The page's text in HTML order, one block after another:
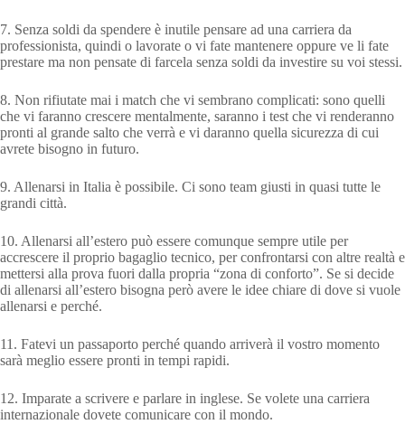
7. Senza soldi da spendere è inutile pensare ad una carriera da
professionista, quindi o lavorate o vi fate mantenere oppure ve li fate
prestare ma non pensate di farcela senza soldi da investire su voi stessi.
8. Non rifiutate mai i match che vi sembrano complicati: sono quelli
che vi faranno crescere mentalmente, saranno i test che vi renderanno
pronti al grande salto che verrà e vi daranno quella sicurezza di cui
avrete bisogno in futuro.
9. Allenarsi in Italia è possibile. Ci sono team giusti in quasi tutte le
grandi città.
10. Allenarsi all’estero può essere comunque sempre utile per
accrescere il proprio bagaglio tecnico, per confrontarsi con altre realtà e
mettersi alla prova fuori dalla propria “zona di conforto”. Se si decide
di allenarsi all’estero bisogna però avere le idee chiare di dove si vuole
allenarsi e perché.
11. Fatevi un passaporto perché quando arriverà il vostro momento
sarà meglio essere pronti in tempi rapidi.
12. Imparate a scrivere e parlare in inglese. Se volete una carriera
internazionale dovete comunicare con il mondo.